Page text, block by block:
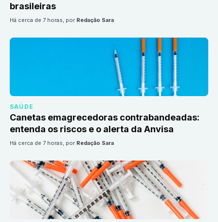
brasileiras
há cerca de 7 horas, por Redação Sara
SAÚDE
Canetas emagrecedoras contrabandeadas:
entenda os riscos e o alerta da Anvisa
há cerca de 7 horas, por Redação Sara